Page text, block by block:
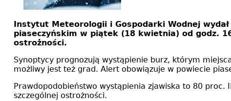
Instytut Meteorologii i Gospodarki Wodnej
piaseczyńskim w piątek (18 kwietnia) od godz.
ostrożności.
Synoptycy prognozują wystąpienie burz, którym
możliwy jest też grad. Alert obowiązuje w powiecie
Prawdopodobieństwo wystąpienia zjawiska to 80 proc.
szczególnej ostrożności.